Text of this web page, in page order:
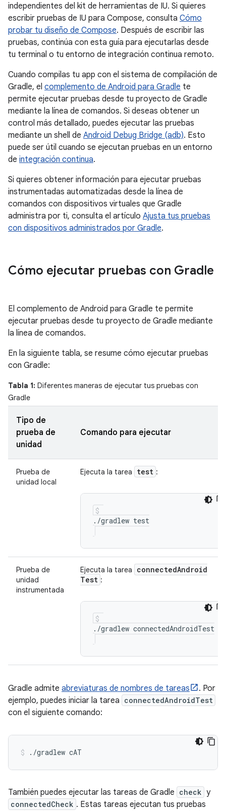
independientes del kit de herramientas de IU. Si quieres
escribir pruebas de IU para Compose, consulta Cómo
probar tu diseño de Compose. Después de escribir las
pruebas, continúa con esta guía para ejecutarlas desde
tu terminal o tu entorno de integración continua remoto.
Cuando compilas tu app con el sistema de compilación de
Gradle, el complemento de Android para Gradle te
permite ejecutar pruebas desde tu proyecto de Gradle
mediante la línea de comandos. Si deseas obtener un
control más detallado, puedes ejecutar las pruebas
mediante un shell de Android Debug Bridge (adb). Esto
puede ser útil cuando se ejecutan pruebas en un entorno
de integración continua.
Si quieres obtener información para ejecutar pruebas
instrumentadas automatizadas desde la línea de
comandos con dispositivos virtuales que Gradle
administra por ti, consulta el artículo Ajusta tus pruebas
con dispositivos administrados por Gradle.
Cómo ejecutar pruebas con Gradle
El complemento de Android para Gradle te permite
ejecutar pruebas desde tu proyecto de Gradle mediante
la línea de comandos.
En la siguiente tabla, se resume cómo ejecutar pruebas
con Gradle:
Tabla 1: Diferentes maneras de ejecutar tus pruebas con
Gradle
Tipo de
prueba de
unidad
Comando para ejecutar
Prueba de
unidad local
Ejecuta la tarea test :
Prueba de
unidad
instrumentada
Ejecuta la tarea connectedAndroid
Test :
Gradle admite abreviaturas de nombres de tareas
. Por
ejemplo, puedes iniciar la tarea connectedAndroidTest
con el siguiente comando:
./gradlew cAT
También puedes ejecutar las tareas de Gradle check y
connectedCheck . Estas tareas ejecutan tus pruebas